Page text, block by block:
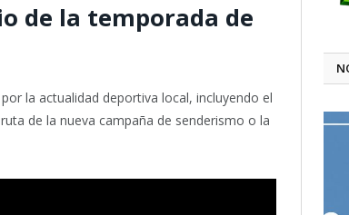
de la temporada de
la actualidad deportiva local, incluyendo el
de la nueva campaña de senderismo o la